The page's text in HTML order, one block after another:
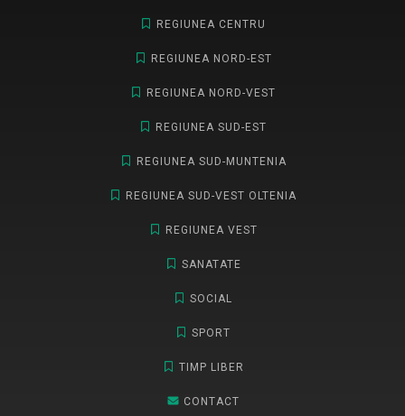
REGIUNEA CENTRU
REGIUNEA NORD-EST
REGIUNEA NORD-VEST
REGIUNEA SUD-EST
REGIUNEA SUD-MUNTENIA
REGIUNEA SUD-VEST OLTENIA
REGIUNEA VEST
SANATATE
SOCIAL
SPORT
TIMP LIBER
CONTACT